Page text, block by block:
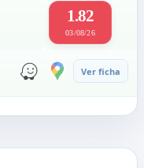
1.82
03/08/26
Ver ficha